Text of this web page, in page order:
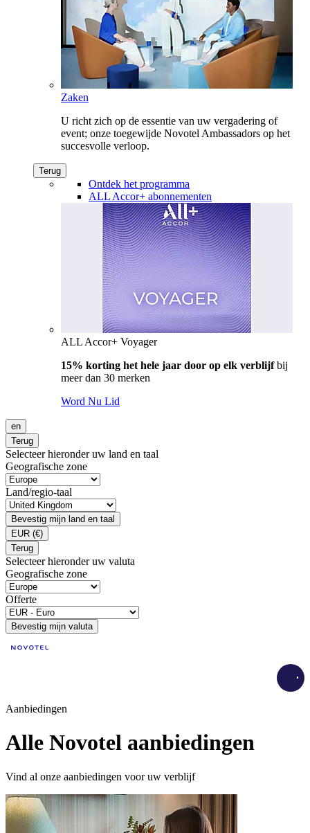
Zaken
U richt zich op de essentie van uw vergadering of
event; onze toegewijde Novotel Ambassadors op het
succesvolle verloop.
Terug
Ontdek het programma
ALL Accor+ abonnementen
ALL Accor+ Voyager
15% korting het hele jaar door op elk verblijfbij
meer dan 30 merken
Word Nu Lid
en
Terug
Selecteer hieronder uw land en taal
Geografische zone
Land/regio-taal
Bevestig mijn land en taal
EUR (€)
Terug
Selecteer hieronder uw valuta
Geografische zone
Offerte
Bevestig mijn valuta
Aanbiedingen
Alle Novotel aanbiedingen
Vind al onze aanbiedingen voor uw verblijf